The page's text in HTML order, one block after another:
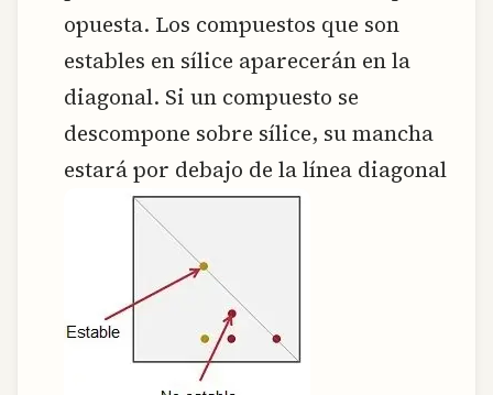
opuesta. Los compuestos que son
estables en sílice aparecerán en la
diagonal. Si un compuesto se
descompone sobre sílice, su mancha
estará por debajo de la línea diagonal